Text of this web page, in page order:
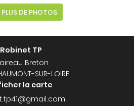
DE PHOTOS
Robinet TP
aireau Breton
SUR-LOIRE
la carte